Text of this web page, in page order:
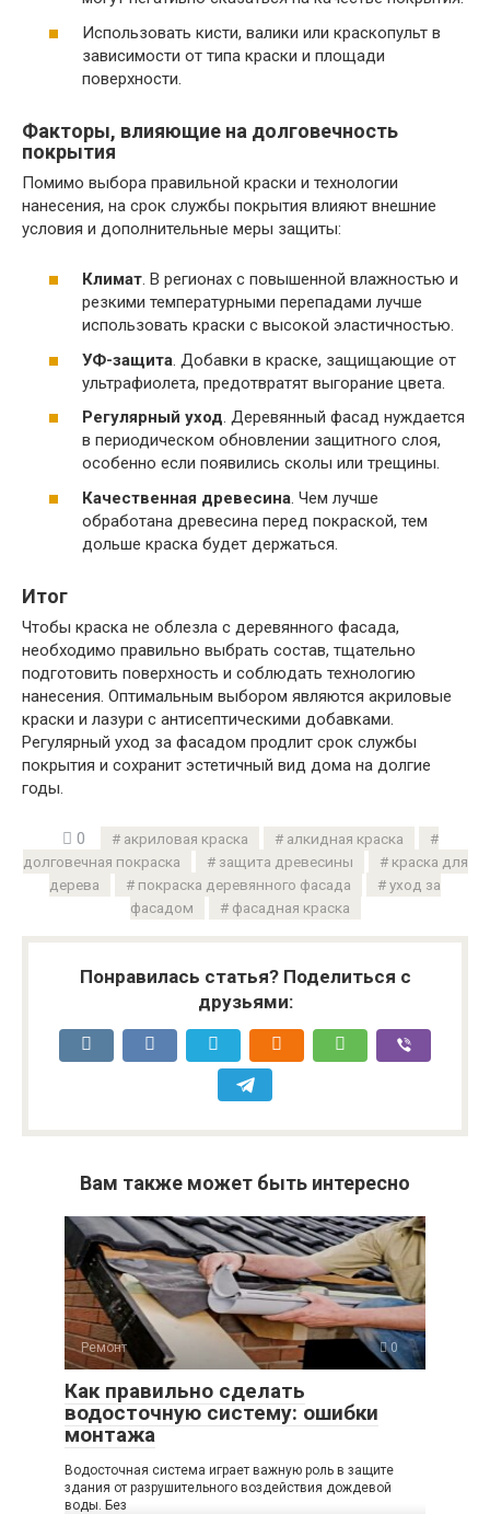
Использовать кисти, валики или краскопульт в
зависимости от типа краски и площади
поверхности.
Факторы, влияющие на долговечность
покрытия
Помимо выбора правильной краски и технологии
нанесения, на срок службы покрытия влияют внешние
условия и дополнительные меры защиты:
Климат. В регионах с повышенной влажностью и
резкими температурными перепадами лучше
использовать краски с высокой эластичностью.
УФ-защита . Добавки в краске, защищающие от
ультрафиолета, предотвратят выгорание цвета.
Регулярный уход. Деревянный фасад нуждается
в периодическом обновлении защитного слоя,
особенно если появились сколы или трещины.
Качественная древесина . Чем лучше
обработана древесина перед покраской, тем
дольше краска будет держаться.
Итог
Чтобы краска не облезла с деревянного фасада,
необходимо правильно выбрать состав, тщательно
подготовить поверхность и соблюдать технологию
нанесения. Оптимальным выбором являются акриловые
краски и лазури с антисептическими добавками.
Регулярный уход за фасадом продлит срок службы
покрытия и сохранит эстетичный вид дома на долгие
годы.
0 акриловая краска
алкидная краска
долговечная покраска
защита древесины
краска для
дерева
покраска деревянного фасада
уход за
фасадом
фасадная краска
Понравилась статья? Поделиться с
друзьями:
Вам также может быть интересно
Ремонт 0
Как правильно сделать
водосточную систему: ошибки
монтажа
Водосточная система играет важную роль в защите
здания от разрушительного воздействия дождевой
воды. Без